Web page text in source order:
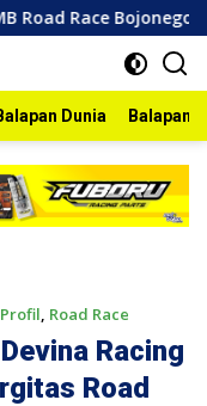
Bojonegoro 2026
Dunia Balapan
Profil Road Race
Racing
Road